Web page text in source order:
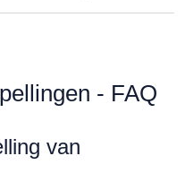
- FAQ
van